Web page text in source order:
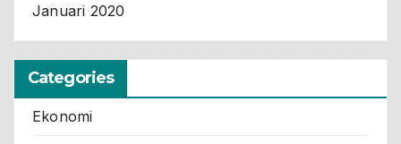
Januari 2020
Categories
Ekonomi